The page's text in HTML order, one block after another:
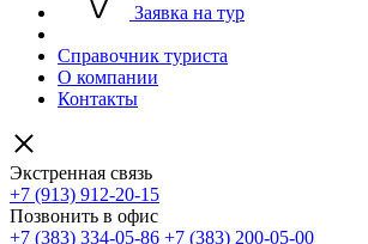
Заявка на тур
Справочник туриста
О компании
Контакты
Экстренная связь
+7 (913) 912-20-15
Позвонить в офис
+7 (383) 334-05-86 +7 (383) 200-05-00